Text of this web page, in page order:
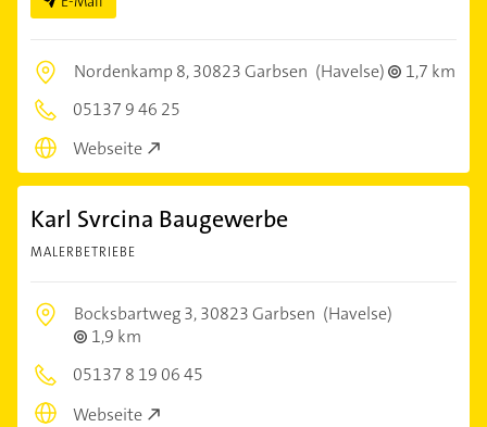
Nordenkamp 8,30823 Garbsen (Havelse)
1,7 km
05137 9 46 25
Webseite
Karl Svrcina Baugewerbe
MALERBETRIEBE
Bocksbartweg 3,30823 Garbsen (Havelse)
1,9 km
05137 8 19 06 45
Webseite